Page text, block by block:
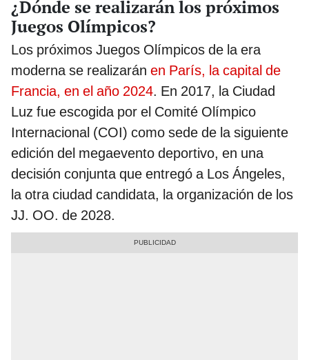
¿Dónde se realizarán los próximos
Juegos Olímpicos?
Los próximos Juegos Olímpicos de la era
moderna se realizarán en París, la capital de
Francia, en el año 2024. En 2017, la Ciudad
Luz fue escogida por el Comité Olímpico
Internacional (COI) como sede de la siguiente
edición del megaevento deportivo, en una
decisión conjunta que entregó a Los Ángeles,
la otra ciudad candidata, la organización de los
JJ. OO. de 2028.